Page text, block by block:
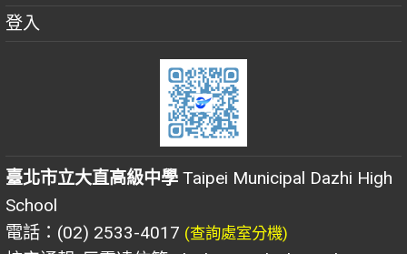
登入
臺北市立大直高級中學 Taipei Municipal Dazhi High
School
電話：(02) 2533-4017 (查詢處室分機)